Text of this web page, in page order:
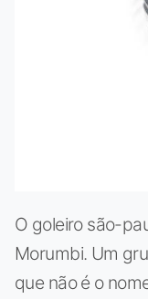
O goleiro são-
Morumbi. Um
que não é o